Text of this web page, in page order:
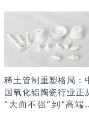
稀土管制重塑格局：
国氧化铝陶瓷行业正
“大而不强”到“高端